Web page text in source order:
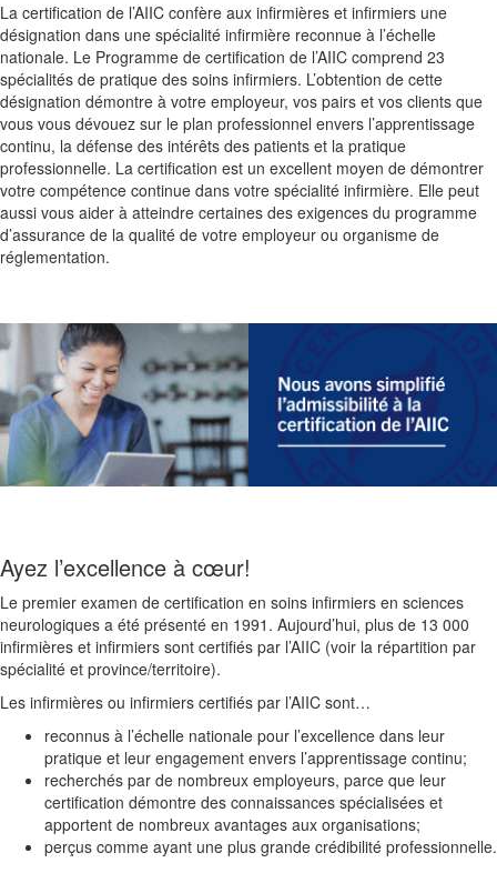
La certification de l’AIIC confère aux infirmières et infirmiers une
désignation dans une spécialité infirmière reconnue à l’échelle
nationale. Le Programme de certification de l’AIIC comprend 23
spécialités de pratique des soins infirmiers. L’obtention de cette
désignation démontre à votre employeur, vos pairs et vos clients que
vous vous dévouez sur le plan professionnel envers l’apprentissage
continu, la défense des intérêts des patients et la pratique
professionnelle. La certification est un excellent moyen de démontrer
votre compétence continue dans votre spécialité infirmière. Elle peut
aussi vous aider à atteindre certaines des exigences du programme
d’assurance de la qualité de votre employeur ou organisme de
réglementation.
Ayez l’excellence à cœur!
Le premier examen de certification en soins infirmiers en sciences
neurologiques a été présenté en 1991. Aujourd’hui, plus de 13 000
infirmières et infirmiers sont certifiés par l’AIIC (voir la répartition par
spécialité et province/territoire).
Les infirmières ou infirmiers certifiés par l’AIIC sont…
reconnus à l’échelle nationale pour l’excellence dans leur
pratique et leur engagement envers l’apprentissage continu;
recherchés par de nombreux employeurs, parce que leur
certification démontre des connaissances spécialisées et
apportent de nombreux avantages aux organisations;
perçus comme ayant une plus grande crédibilité professionnelle.